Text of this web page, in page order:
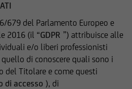
679 del Parlamento Europeo e
2016 (il “GDPR ”) attribuisce alle
e/o liberi professionisti
di conoscere quali sono i
del Titolare e come questi
di accesso ), di
natura. Per gli strumenti
UniCredit Bank GmbH -
o da altre Società del
l'utente dovrà fare
descritto in tema di
nella documentazione